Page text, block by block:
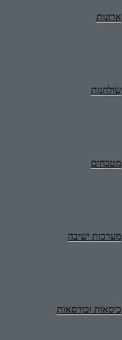
ארונות
שולחנות
מטבחים
מערכות ישיבה
כיסאות וכורסאות